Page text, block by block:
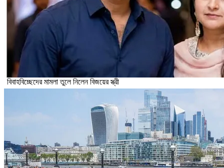
বিবাহবিচ্ছেদের মামলা তুলে নিলেন বিজয়ের স্ত্রী